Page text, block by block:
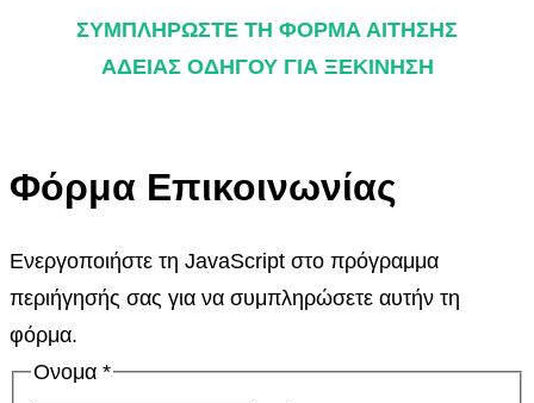
ΣΥΜΠΛΗΡΩΣΤΕ ΤΗ ΦΟΡΜΑ ΑΙΤΗΣΗΣ
ΑΔΕΙΑΣ ΟΔΗΓΟΥ ΓΙΑ ΞΕΚΙΝΗΣΗ
Φόρμα Επικοινωνίας
Ενεργοποιήστε τη JavaScript στο πρόγραμμα
περιήγησής σας για να συμπληρώσετε αυτήν τη
φόρμα.
Ονομα *